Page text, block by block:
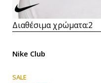
Διαθέσιμα χρώματα:2
Nike Club
SALE